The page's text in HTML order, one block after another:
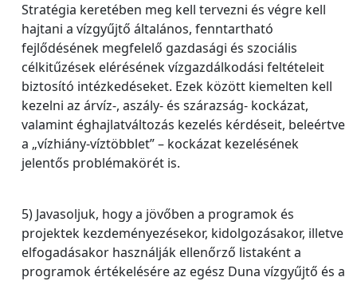
Stratégia keretében meg kell tervezni és végre kell
hajtani a vízgyűjtő általános, fenntartható
fejlődésének megfelelő gazdasági és szociális
célkitűzések elérésének vízgazdálkodási feltételeit
biztosító intézkedéseket. Ezek között kiemelten kell
kezelni az árvíz-, aszály- és szárazság- kockázat,
valamint éghajlatváltozás kezelés kérdéseit, beleértve
a „vízhiány-víztöbblet” – kockázat kezelésének
jelentős problémakörét is.
5) Javasoljuk, hogy a jövőben a programok és
projektek kezdeményezésekor, kidolgozásakor, illetve
elfogadásakor használják ellenőrző listaként a
programok értékelésére az egész Duna vízgyűjtő és a